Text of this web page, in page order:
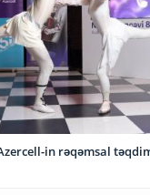
in rəqəmsal